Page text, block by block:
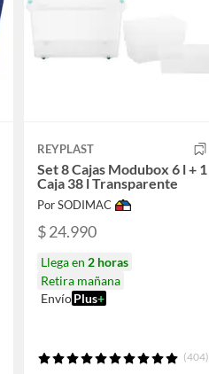
REYPLAST
Set 8 Cajas Modubox 6 l + 1
Caja 38 l Transparente
Por SODIMAC
$ 24.990
Llega en 2 horas
Retira mañana
EnvíoPlus+
(404)